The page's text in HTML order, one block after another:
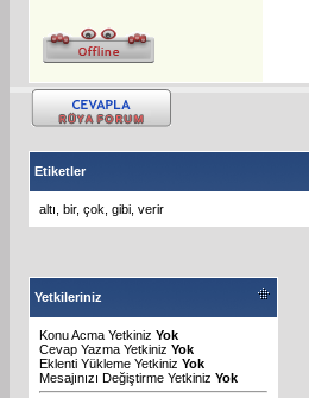
Etiketler
altı bir, çok gibi verir
Yetkileriniz
Konu Acma Yetkiniz Yok
Cevap Yazma Yetkiniz Yok
Eklenti Yükleme Yetkiniz Yok
Mesajınızı Değiştirme Yetkiniz Yok